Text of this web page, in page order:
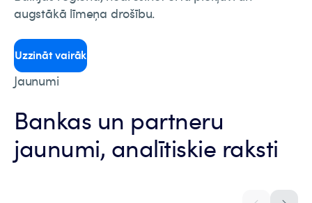
augstākā līmeņa drošību.
Uzzināt vairāk
Jaunumi
Bankas un partneru
jaunumi, analītiskie raksti